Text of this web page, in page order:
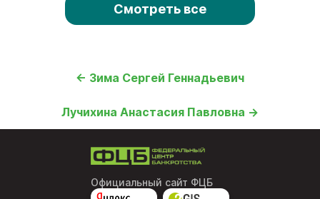
Смотреть все
← Зима Сергей Геннадьевич
Лучихина Анастасия Павловна →
Официальный сайт ФЦБ